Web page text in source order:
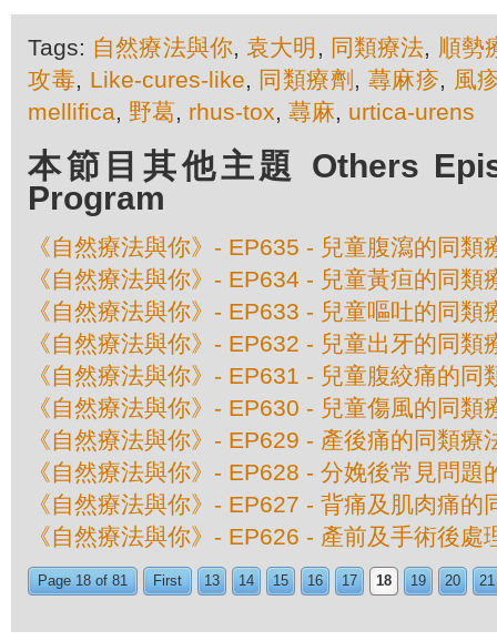
Tags: 自然療法與你,袁大明 , 同類療法, 順勢
攻毒, Like-cures-like, 同類療劑 , 蕁麻疹, 風
mellifica, 野葛, rhus-tox, 蕁麻, urtica-urens
本節目其他主題 Others
Program
《自然療法與你》- EP635 - 兒童腹瀉的同類
《自然療法與你》- EP634 - 兒童黃疸的同類
《自然療法與你》- EP633 - 兒童嘔吐的同類
《自然療法與你》- EP632 - 兒童出牙的同類
《自然療法與你》- EP631 - 兒童腹絞痛的同
《自然療法與你》- EP630 - 兒童傷風的同類
《自然療法與你》- EP629 - 產後痛的同類療
《自然療法與你》- EP628 - 分娩後常見問題
《自然療法與你》- EP627 - 背痛及肌肉痛的
《自然療法與你》- EP626 - 產前及手術後處
Page 18 of 81 First 13 14 15 16 17 18 19 20 21